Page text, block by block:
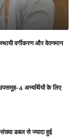
वर्गीकरण और वेतनमान
4 अभ्यर्थियों के लिए
संख्या डबल से ज्यादा हुई